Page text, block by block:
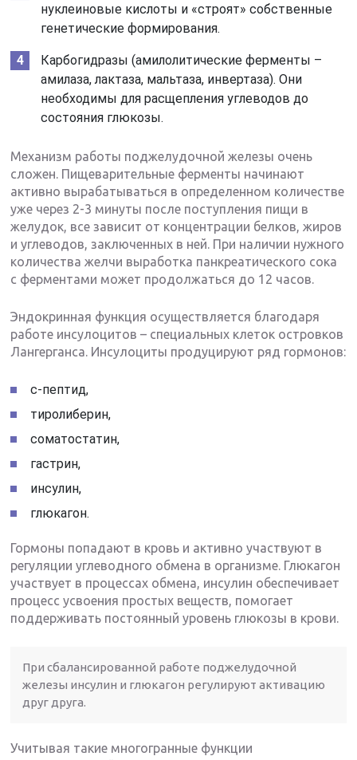
нуклеиновые кислоты и «строят» собственные
генетические формирования.
Карбогидразы (амилолитические ферменты –
амилаза, лактаза, мальтаза, инвертаза). Они
необходимы для расщепления углеводов до
состояния глюкозы.
Механизм работы поджелудочной железы очень
сложен. Пищеварительные ферменты начинают
активно вырабатываться в определенном количестве
уже через 2-3 минуты после поступления пищи в
желудок, все зависит от концентрации белков, жиров
и углеводов, заключенных в ней. При наличии нужного
количества желчи выработка панкреатического сока
с ферментами может продолжаться до 12 часов.
Эндокринная функция осуществляется благодаря
работе инсулоцитов – специальных клеток островков
Лангерганса. Инсулоциты продуцируют ряд гормонов:
с-пептид,
тиролиберин,
соматостатин,
гастрин,
инсулин,
глюкагон.
Гормоны попадают в кровь и активно участвуют в
регуляции углеводного обмена в организме. Глюкагон
участвует в процессах обмена, инсулин обеспечивает
процесс усвоения простых веществ, помогает
поддерживать постоянный уровень глюкозы в крови.
При сбалансированной работе поджелудочной
железы инсулин и глюкагон регулируют активацию
друг друга.
Учитывая такие многогранные функции